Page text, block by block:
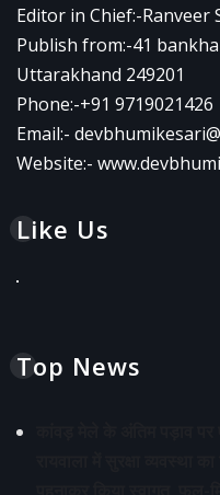
Editor in Chief:-Ranveer
Publish from:-41
Uttarakhand 249201
Phone:-+91 9719021426
Email:-
Website:-
Like Us
Top News